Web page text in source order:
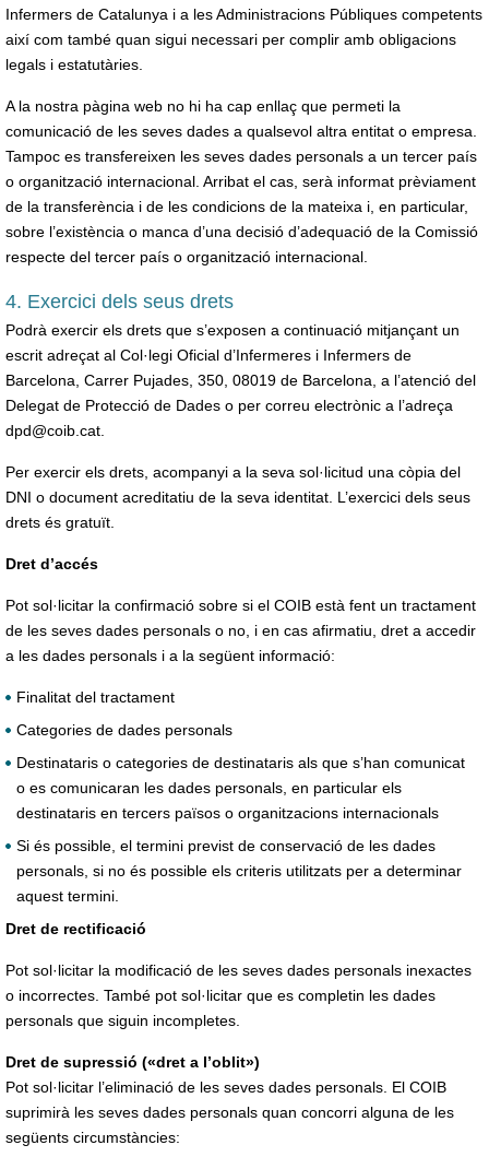
Infermers de Catalunya i a les Administracions Públiques competents
així com també quan sigui necessari per complir amb obligacions
legals i estatutàries.
A la nostra pàgina web no hi ha cap enllaç que permeti la
comunicació de les seves dades a qualsevol altra entitat o empresa.
Tampoc es transfereixen les seves dades personals a un tercer país
o organització internacional. Arribat el cas, serà informat prèviament
de la transferència i de les condicions de la mateixa i, en particular,
sobre l’existència o manca d’una decisió d’adequació de la Comissió
respecte del tercer país o organització internacional.
4. Exercici dels seus drets
Podrà exercir els drets que s’exposen a continuació mitjançant un
escrit adreçat al Col·legi Oficial d’Infermeres i Infermers de
Barcelona, Carrer Pujades, 350, 08019 de Barcelona, a l’atenció del
Delegat de Protecció de Dades o per correu electrònic a l’adreça
dpd@coib.cat.
Per exercir els drets, acompanyi a la seva sol·licitud una còpia del
DNI o document acreditatiu de la seva identitat. L’exercici dels seus
drets és gratuït.
Dret d’accés
Pot sol·licitar la confirmació sobre si el COIB està fent un tractament
de les seves dades personals o no, i en cas afirmatiu, dret a accedir
a les dades personals i a la següent informació:
Finalitat del tractament
Categories de dades personals
Destinataris o categories de destinataris als que s’han comunicat
o es comunicaran les dades personals, en particular els
destinataris en tercers països o organitzacions internacionals
Si és possible, el termini previst de conservació de les dades
personals, si no és possible els criteris utilitzats per a determinar
aquest termini.
Dret de rectificació
Pot sol·licitar la modificació de les seves dades personals inexactes
o incorrectes. També pot sol·licitar que es completin les dades
personals que siguin incompletes.
Dret de supressió («dret a l’oblit»)
Pot sol·licitar l’eliminació de les seves dades personals. El COIB
suprimirà les seves dades personals quan concorri alguna de les
següents circumstàncies: